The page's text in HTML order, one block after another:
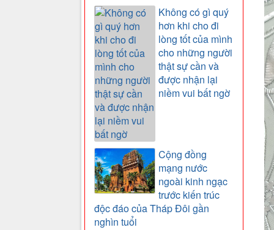
Không có gì quý
hơn khi cho đi
lòng tốt của mình
cho những người
thật sự cần và
được nhận lại
niềm vui bất ngờ
Cộng đồng
mạng nước
ngoài kinh ngạc
trước kiến trúc
độc đáo của Tháp Đôi gần
nghìn tuổi